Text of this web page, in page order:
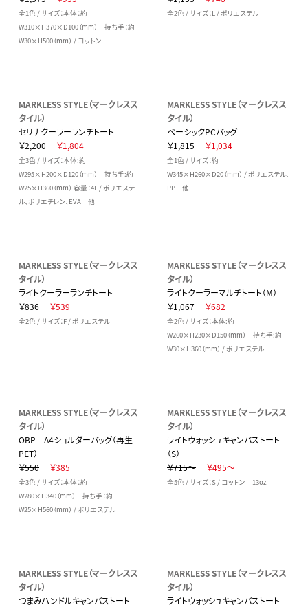
全1色 / サイズ：本体：約
W310×H370×D100（mm） 持ち手：約
W30×H500（mm） / コットン
全2色 / サイズ：L / ポリエステル
MARKLESS STYLE（マークレスス
タイル）
セリナクーラーランチトート
￥2,200
￥1,804
全3色 / サイズ：本体:約
W295×H200×D120（mm） 持ち手:約
W25×H360（mm） 容量：4L / ポリエステ
ル、ポリエチレン、EVA 他
MARKLESS STYLE（マークレスス
タイル）
ベーシックPCバッグ
￥1,815
￥1,034
全1色 / サイズ：約
W345×H260×D20（mm） / ポリエステル、
PP 他
MARKLESS STYLE（マークレスス
タイル）
ライトクーラーランチトート
￥836
￥539
全2色 / サイズ：F / ポリエステル
MARKLESS STYLE（マークレスス
タイル）
ライトクーラーマルチトート（M）
￥1,067
￥682
全2色 / サイズ：本体:約
W260×H230×D150（mm） 持ち手:約
W30×H360（mm） / ポリエステル
MARKLESS STYLE（マークレスス
タイル）
OBP A4ショルダーバッグ（再生
PET）
￥550
￥385
全3色 / サイズ：本体：約
W280×H340（mm） 持ち手：約
W25×H560（mm） / ポリエステル
MARKLESS STYLE（マークレスス
タイル）
ライトウォッシュキャンバストート
（S）
￥715～
￥495～
全5色 / サイズ：S / コットン 13oz
MARKLESS STYLE（マークレスス
タイル）
つまみハンドルキャンバストート
MARKLESS STYLE（マークレスス
タイル）
ライトウォッシュキャンバストート